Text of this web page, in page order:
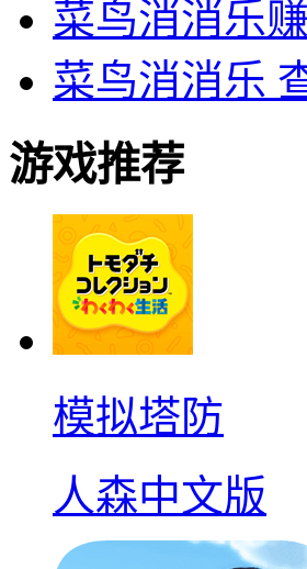
菜鸟消消乐
菜鸟消消乐
游戏推荐
模拟塔防
人森中文版